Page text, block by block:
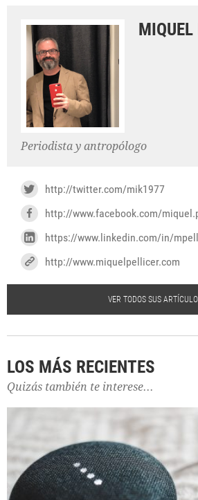
MIQUEL
Periodista y antropólogo
http://twitter.com/mik1977
http://www.facebook.com/
https://www.linkedin.com/in/
http://www.miquelpellicer.com
VER TODOS SUS
LOS MÁS RECIENTES
Quizás también te interese...